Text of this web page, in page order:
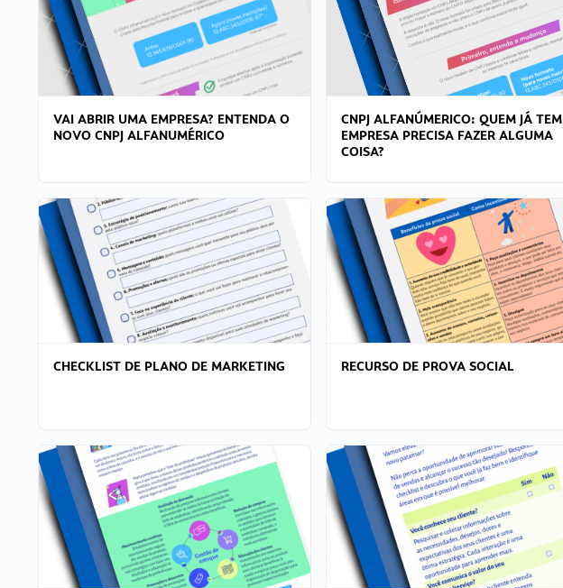
VAI ABRIR UMA EMPRESA? ENTENDA O
NOVO CNPJ ALFANUMÉRICO
CNPJ ALFANÚMERICO: QUEM JÁ TEM
EMPRESA PRECISA FAZER ALGUMA
COISA?
CHECKLIST DE PLANO DE MARKETING RECURSO DE PROVA SOCIAL